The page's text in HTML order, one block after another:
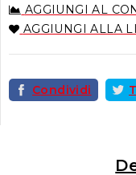
AGGIUNGI AL
AGGIUNGI ALLA
Condividi